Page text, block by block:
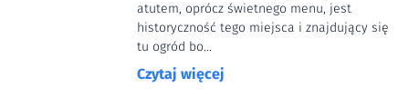
atutem, oprócz świetnego menu, jest
historyczność tego miejsca i znajdujący się
tu ogród bo...
Czytaj więcej